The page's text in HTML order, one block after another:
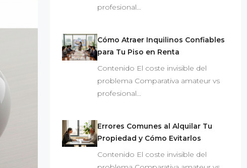
profesional…
Cómo Atraer Inquilinos Confiables
para Tu Piso en Renta
Contenido El coste invisible del
problema Comparativa amateur vs
profesional…
Errores Comunes al Alquilar Tu
Propiedad y Cómo Evitarlos
Contenido El coste invisible del